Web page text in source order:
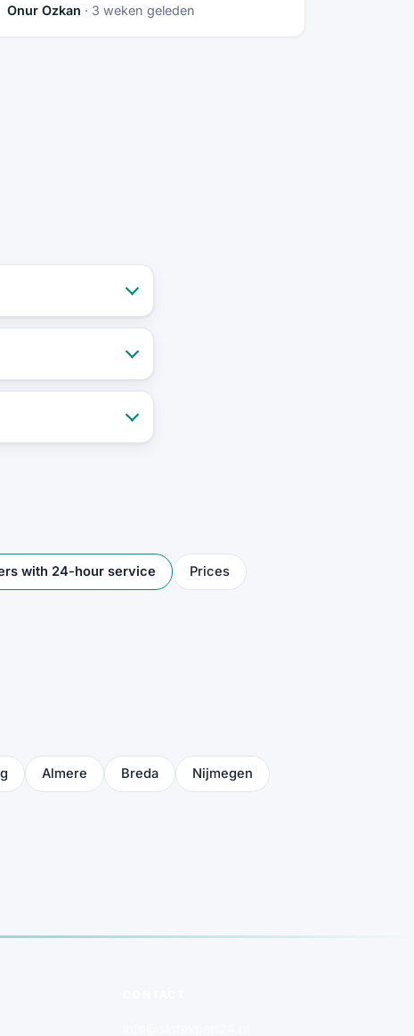
Onur Ozkan · 3 weken geleden
with 24-hour service Prices
Almere Breda Nijmegen